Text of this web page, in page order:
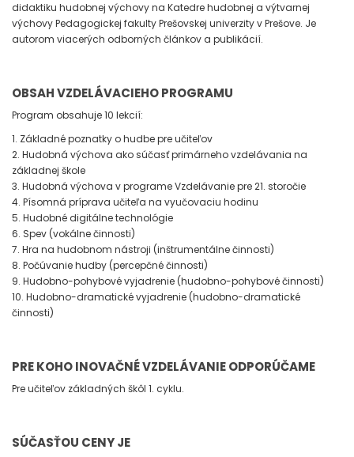
didaktiku hudobnej výchovy na Katedre hudobnej a výtvarnej
výchovy Pedagogickej fakulty Prešovskej univerzity v Prešove. Je
autorom viacerých odborných článkov a publikácií.
OBSAH VZDELÁVACIEHO PROGRAMU
Program obsahuje 10 lekcií:
1. Základné poznatky o hudbe pre učiteľov
2. Hudobná výchova ako súčasť primárneho vzdelávania na
základnej škole
3. Hudobná výchova v programe Vzdelávanie pre 21. storočie
4. Písomná príprava učiteľa na vyučovaciu hodinu
5. Hudobné digitálne technológie
6. Spev (vokálne činnosti)
7. Hra na hudobnom nástroji (inštrumentálne činnosti)
8. Počúvanie hudby (percepčné činnosti)
9. Hudobno-pohybové vyjadrenie (hudobno-pohybové činnosti)
10. Hudobno-dramatické vyjadrenie (hudobno-dramatické
činnosti)
PRE KOHO INOVAČNÉ VZDELÁVANIE ODPORÚČAME
Pre učiteľov základných škôl 1. cyklu.
SÚČASŤOU CENY JE